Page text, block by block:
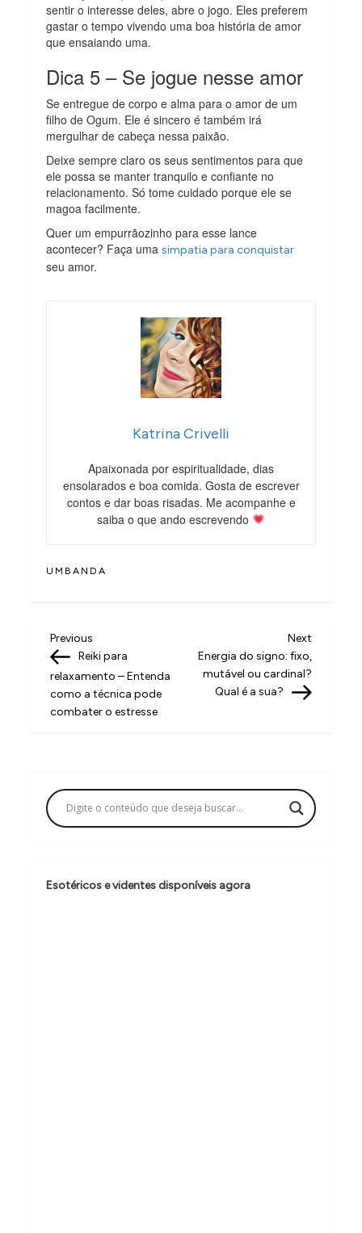
sentir o interesse deles, abre o jogo. Eles preferem
gastar o tempo vivendo uma boa história de amor
que ensaiando uma.
Dica 5 – Se jogue nesse amor
Se entregue de corpo e alma para o amor de um
filho de Ogum. Ele é sincero é também irá
mergulhar de cabeça nessa paixão.
Deixe sempre claro os seus sentimentos para que
ele possa se manter tranquilo e confiante no
relacionamento. Só tome cuidado porque ele se
magoa facilmente.
Quer um empurrãozinho para esse lance
acontecer? Faça umasimpatia para conquistar
seu amor.
Katrina Crivelli
Apaixonada por espiritualidade, dias
ensolarados e boa comida. Gosta de escrever
contos e dar boas risadas. Me acompanhe e
saiba o que ando escrevendo
UMBANDA
N
a
v
e
ç
ã
d
Previous
Post
Previous
Reiki para
relaxamento – Entenda
como a técnica pode
combater o estresse
Next
Next
Energia do signo: fixo,
mutável ou cardinal?
Qual é a sua?
Esotéricos e videntes disponíveis agora